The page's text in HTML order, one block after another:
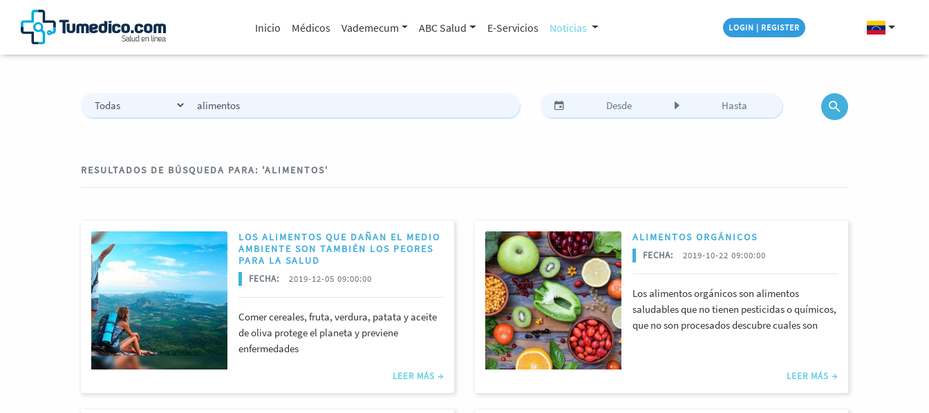
Inicio Médicos Vademecum ABC Salud E-Servicios Noticias LOGIN | REGISTER
RESULTADOS DE BÚSQUEDA PARA: 'ALIMENTOS'
LOS ALIMENTOS QUE DAÑAN EL MEDIO
AMBIENTE SON TAMBIÉN LOS PEORES
PARA LA SALUD
FECHA: 2019-12-05 09:00:00
Comer cereales, fruta, verdura, patata y aceite
de oliva protege el planeta y previene
enfermedades
LEER MÁS →
ALIMENTOS ORGÁNICOS
FECHA: 2019-10-22 09:00:00
Los alimentos orgánicos son alimentos
saludables que no tienen pesticidas o químicos,
que no son procesados descubre cuales son
LEER MÁS →